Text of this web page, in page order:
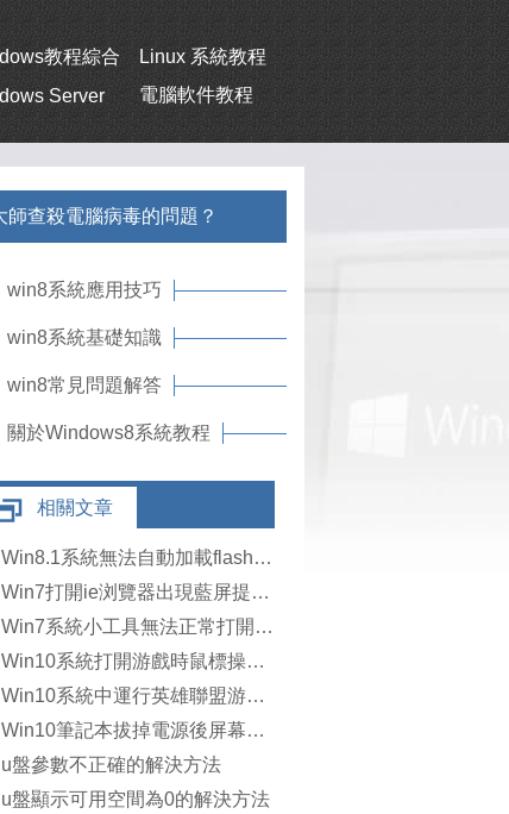
教程綜合
Linux 系統教程
Server 電腦軟件教程
查殺電腦病毒的問題？
win8系統應用技巧
win8系統基礎知識
win8常見問題解答
關於Windows8系統教程
相關文章
Win8.1系統無法自動加載flash插件如何解決？
Win7打開ie浏覽器出現藍屏提示“錯誤代碼c0000145”如何解決？
Win7系統小工具無法正常打開如何解決？
Win10系統打開游戲時鼠標操作延遲了怎麼解決？
Win10系統中運行英雄聯盟游戲崩潰、閃退問題怎麼解決？
Win10筆記本拔掉電源後屏幕變暗如何解決？
u盤參數不正確的解決方法
u盤顯示可用空間為0的解決方法